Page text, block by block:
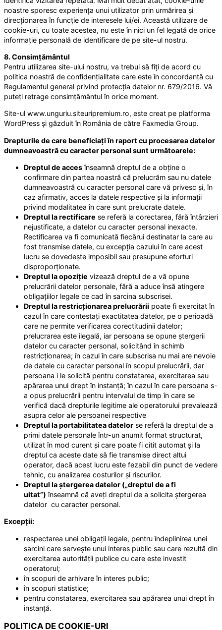
noastre sporesc experiența unui utilizator prin urmărirea și
direcționarea în funcție de interesele lui/ei. Această utilizare de
cookie-uri, cu toate acestea, nu este în nici un fel legată de orice
informație personală de identificare de pe site-ul nostru.
8. Consimțământul
Pentru utilizarea site-ului nostru, va trebui să fiți de acord cu
politica noastră de confidențialitate care este în concordanță cu
Regulamentul general privind protecția datelor nr. 679/2016. Vă
puteți retrage consimțământul în orice moment.
Site-ul www.unguriu.siteuripremium.ro, este creat pe platforma
WordPress și găzduit în România de către Faxmedia Group.
Drepturile de care beneficiați în raport cu procesarea datelor
dumneavoastră cu caracter personal sunt următoarele:
Dreptul de accesînseamnă dreptul de a obține o
confirmare din partea noastră că prelucrăm sau nu datele
dumneavoastră cu caracter personal care vă privesc și, în
caz afirmativ, acces la datele respective și la informații
privind modalitatea în care sunt prelucrate datele.
Dreptul la rectificare se referă la corectarea, fără întârzieri
nejustificate, a datelor cu caracter personal inexacte.
Rectificarea va fi comunicată fiecărui destinatar la care au
fost transmise datele, cu excepția cazului în care acest
lucru se dovedește imposibil sau presupune eforturi
disproporționate.
Dreptul la opoziție vizează dreptul de a vă opune
prelucrării datelor personale, fără a aduce însă atingere
obligațiilor legale ce cad în sarcina subscrisei.
Dreptul la restricționarea prelucrării poate fi exercitat în
cazul în care contestați exactitatea datelor, pe o perioadă
care ne permite verificarea corectitudinii datelor;
prelucrarea este ilegală, iar persoana se opune ștergerii
datelor cu caracter personal, solicitând în schimb
restricționarea; în cazul în care subscrisa nu mai are nevoie
de datele cu caracter personal în scopul prelucrării, dar
persoana i le solicită pentru constatarea, exercitarea sau
apărarea unui drept în instanță; în cazul în care persoana s-
a opus prelucrării pentru intervalul de timp în care se
verifică dacă drepturile legitime ale operatorului prevalează
asupra celor ale persoanei respective
Dreptul la portabilitatea datelor se referă la dreptul de a
primi datele personale într-un anumit format structurat,
utilizat în mod curent și care poate fi citit automat și la
dreptul ca aceste date să fie transmise direct altui
operator, dacă acest lucru este fezabil din punct de vedere
tehnic, cu analizarea costurilor și riscurilor.
Dreptul la ștergerea datelor („dreptul de a fi
uitat”) înseamnă că aveți dreptul de a solicita ștergerea
datelor cu caracter personal.
Excepții:
respectarea unei obligații legale, pentru îndeplinirea unei
sarcini care servește unui interes public sau care rezultă din
exercitarea autorității publice cu care este investit
operatorul;
în scopuri de arhivare în interes public;
în scopuri statistice;
pentru constatarea, exercitarea sau apărarea unui drept în
instanță.
POLITICA DE COOKIE-URI